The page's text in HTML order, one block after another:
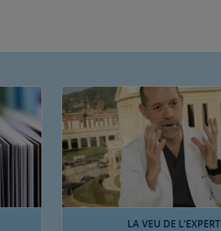
LA VEU DE L'EXPERT